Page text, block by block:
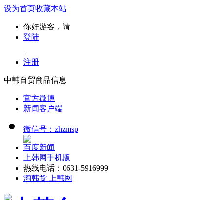
设为首页收藏本站
你好游客，请
登陆
|
注册
中韩自贸商品信息
官方微博
新闻客户端
微信号：zhzmsp
百度新闻
上韩网手机版
热线电话：0631-5916999
淘韩货 上韩网